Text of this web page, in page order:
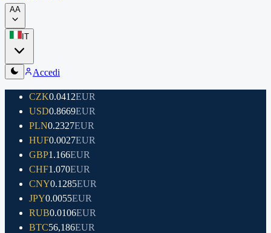
AA
IT
Accedi
CZK0.0412EUR
USD0.8669EUR
PLN0.2327EUR
HUF0.0027EUR
GBP1.166EUR
CHF1.070EUR
CNY0.1285EUR
JPY0.0055EUR
RUB0.0106EUR
BTC56,186EUR